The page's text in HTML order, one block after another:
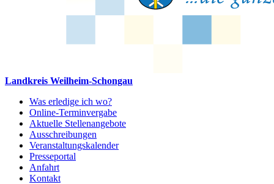
Landkreis Weilheim-Schongau
Was erledige ich wo?
Online-Terminvergabe
Aktuelle Stellenangebote
Ausschreibungen
Veranstaltungskalender
Presseportal
Anfahrt
Kontakt